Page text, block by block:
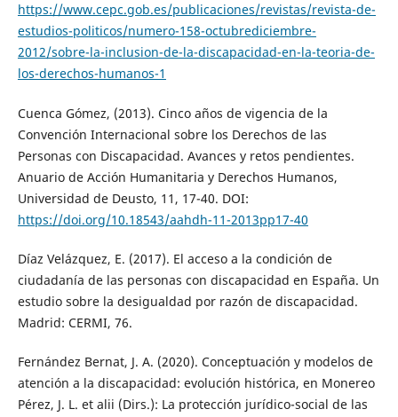
https://www.cepc.gob.es/publicaciones/revistas/revista-de-
estudios-politicos/numero-158-octubrediciembre-
2012/sobre-la-inclusion-de-la-discapacidad-en-la-teoria-de-
los-derechos-humanos-1
Cuenca Gómez, (2013). Cinco años de vigencia de la
Convención Internacional sobre los Derechos de las
Personas con Discapacidad. Avances y retos pendientes.
Anuario de Acción Humanitaria y Derechos Humanos,
Universidad de Deusto, 11, 17-40. DOI:
https://doi.org/10.18543/aahdh-11-2013pp17-40
Díaz Velázquez, E. (2017). El acceso a la condición de
ciudadanía de las personas con discapacidad en España. Un
estudio sobre la desigualdad por razón de discapacidad.
Madrid: CERMI, 76.
Fernández Bernat, J. A. (2020). Conceptuación y modelos de
atención a la discapacidad: evolución histórica, en Monereo
Pérez, J. L. et alii (Dirs.): La protección jurídico-social de las